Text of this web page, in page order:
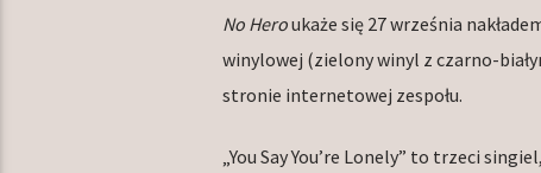
No Heroukaże się 27 września
winylowej (zielony winyl z czarno-
stronie internetowej zespołu.
„You Say You’re Lonely” to trzeci